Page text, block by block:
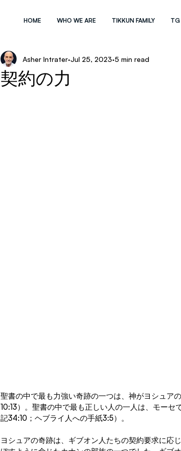
HOME WHO WE ARE TIKKUN FAMILY TG
契約の力
Asher Intrater Jul 25, 2023 5 min read
聖書の中で最も力強い奇跡の一つは、神がヨシュア
10:13）。聖書の中で最も正しい人の一人は、モー
記34:10；ヘブライ人への手紙3:5）。
ヨシュアの奇跡は、ギブオン人たちの契約要求に応